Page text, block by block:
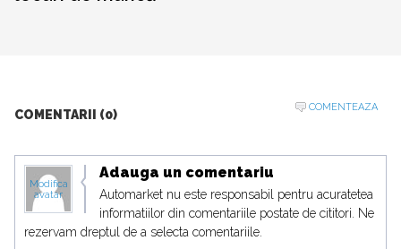
COMENTARII (0)
COMENTEAZA
Modifica
avatar
Adauga un comentariu
Automarket nu este responsabil pentru acuratetea
informatiilor din comentariile postate de cititori. Ne
rezervam dreptul de a selecta comentariile.